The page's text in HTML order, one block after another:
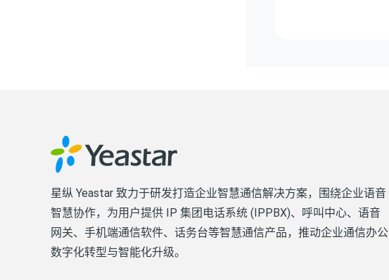
星纵 Yeastar 致力于研发打造企业智慧通信解决方案，围绕企业语音
智慧协作，为用户提供 IP 集团电话系统 (IPPBX)、呼叫中心、语音
网关、手机端通信软件、话务台等智慧通信产品，推动企业通信办公
数字化转型与智能化升级。